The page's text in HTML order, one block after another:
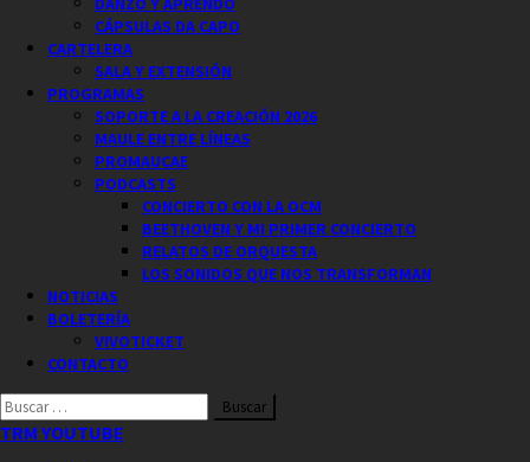
CÁPSULAS DA CAPO
CARTELERA
SALA Y EXTENSIÓN
PROGRAMAS
SOPORTE A LA CREACIÓN 2026
MAULE ENTRE LÍNEAS
PROMAUCAE
PODCASTS
CONCIERTO CON LA OCM
BEETHOVEN Y MI PRIMER CONCIERTO
RELATOS DE ORQUESTA
LOS SONIDOS QUE NOS TRANSFORMAN
NOTICIAS
BOLETERÍA
VIVOTICKET
CONTACTO
Buscar
por:
TRM YOUTUBE